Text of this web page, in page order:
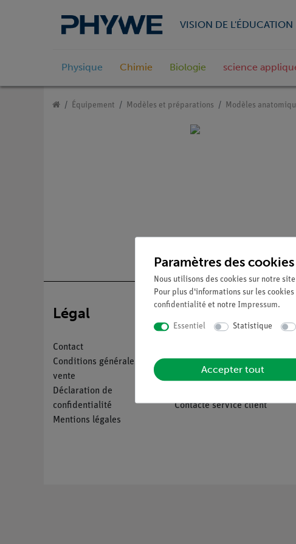
VISION DE L'ÉDUCATION
Physique Chimie Biologie science
Équipement Modèles et préparations Modèles
Légal
Contact
Conditions générales de
vente
Déclaration de
confidentialité
Mentions légales
Service
Téléchargements
Contacte service client
Paramètres des cookies
Nous utilisons des cookies sur notre
Pour plus d'informations sur les
confidentialité et notre Impressum.
Essentiel Statistique
Accepter tout